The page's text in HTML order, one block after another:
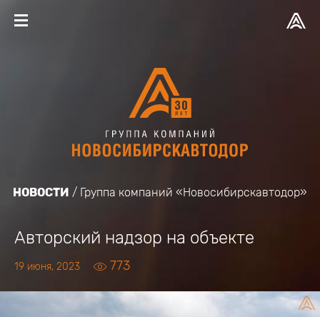
НОВОСТИ Группа компаний «Новосибирскавтодор»
Авторский надзор на объекте
19 июня, 2023 773